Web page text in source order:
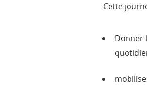
Cette
Donner